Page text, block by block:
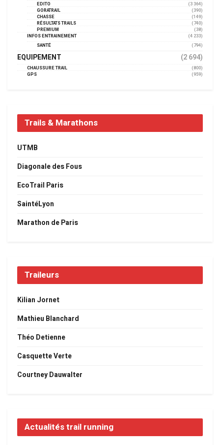
EDITO
(3 364)
GORATRAIL
(390)
CHASSE
(149)
RÉSULTATS TRAILS
(740)
PREMIUM
(38)
INFOS ENTRAINEMENT
(4 233)
SANTÉ
(794)
EQUIPEMENT (2 694)
CHAUSSURE TRAIL
(800)
GPS
(959)
Trails & Marathons
UTMB
Diagonale des Fous
EcoTrail Paris
SaintéLyon
Marathon de Paris
Traileurs
Kilian Jornet
Mathieu Blanchard
Théo Detienne
Casquette Verte
Courtney Dauwalter
Actualités trail running